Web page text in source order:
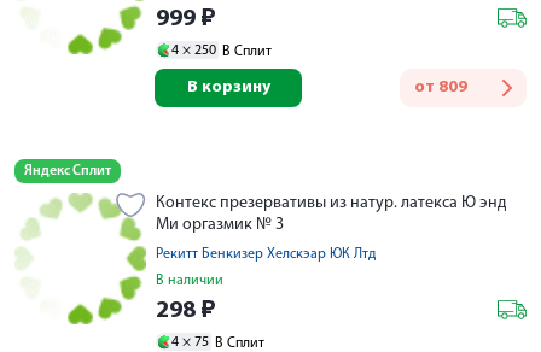
999 ₽
4 × 250 В Сплит
от 809
В корзину
Яндекс Сплит
Контекс презервативы из натур. латекса Ю энд
Ми оргазмик № 3
Рекитт Бенкизер Хелскэар ЮК Лтд
В наличии
298 ₽
4 × 75 В Сплит